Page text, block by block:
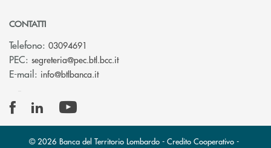
CONTATTI
Telefono: 03094691
PEC: segreteria@pec.btl.bcc.it(si apre l’app di posta elettronica)
E-mail: info@btlbanca.it(si apre l’app di posta elettronica)
© 2026 Banca del Territorio Lombardo - Credito Cooperativo -